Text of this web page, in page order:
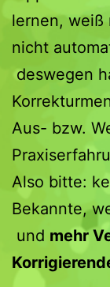
lernen, weiß
nicht
deswegen
Aus- bzw.
Also bitte:
Bekannte,
und mehr